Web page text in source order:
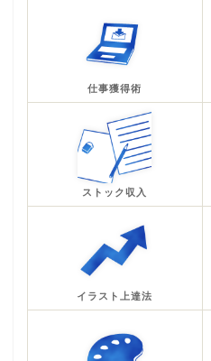
仕事獲得術
ストック収入
イラスト上達法